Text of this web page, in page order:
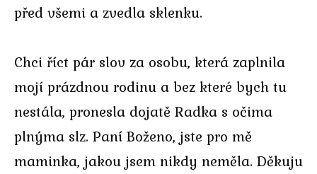
před všemi a zvedla sklenku.
Chci říct pár slov za osobu, která zaplnila
mojí prázdnou rodinu a bez které bych tu
nestála, pronesla dojatě Radka s očima
plnýma slz. Paní Boženo, jste pro mě
maminka, jakou jsem nikdy neměla. Děkuju